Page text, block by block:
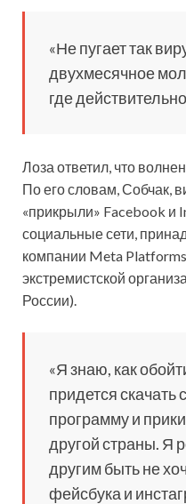
«Не пугает так
двухмесячное
где
Лоза ответил, что
По его словам, Собчак,
«прикрыли» Facebook и
социальные сети,
компании Meta
экстремистской
России).
«Я знаю, как
придется
программу и
другой страны. Я
другим быть не
фейсбука и